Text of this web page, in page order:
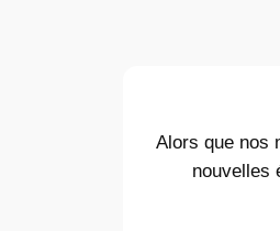
Alors que nos
nouvelles